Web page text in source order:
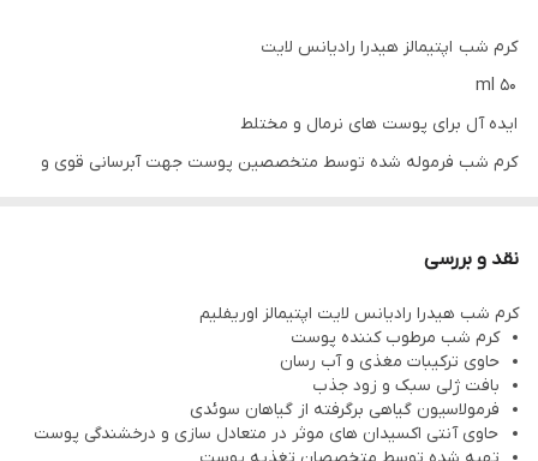
کرم شب اپتیمالز هیدرا رادیانس لایت
ایده آل برای پوست های نرمال و مختلط
کرم شب فرموله شده توسط متخصصین پوست جهت آبرسانی قوی و
بافت سبک و زودجذب، خنک کننده و شاداب کننده پوست با تاثیر مات
کنندگی
با تکنولوژی مخصوص جهت تقویت لایه محافظ پوست و حفظ رطوبت
در لایه های پوست
نقد و بررسی
کرم شب هیدرا رادیانس لایت اپتیمالز اوریفلیم
کرم شب مرطوب کننده پوست
حاوی ترکیبات مغذی و آب رسان
بافت ژلی سبک و زود جذب
فرمولاسیون گیاهی برگرفته از گیاهان سوئدی
حاوی آنتی اکسیدان های موثر در متعادل سازی و درخشندگی پوست